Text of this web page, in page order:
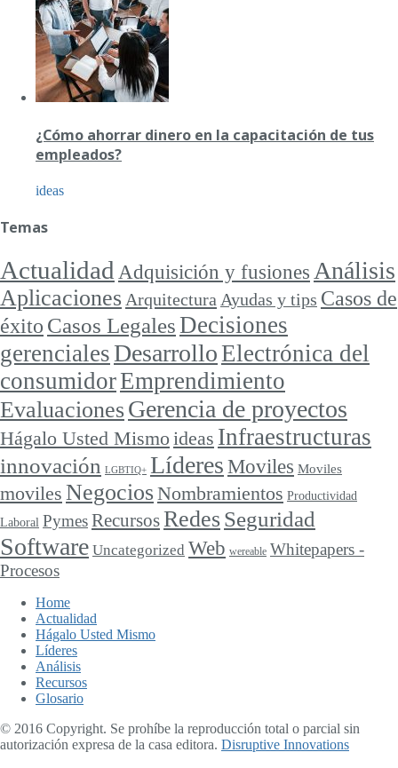
¿Cómo ahorrar dinero en la capacitación de tus
empleados?
ideas
Temas
ActualidadAdquisición y fusionesAnálisis
Aplicaciones ArquitecturaAyudas y tips Casos de
éxito Casos LegalesDecisiones
gerenciales DesarrolloElectrónica del
consumidorEmprendimiento
Evaluaciones Gerencia de proyectos
Hágalo Usted Mismo ideas Infraestructuras
innovación LGBTIQ+ LíderesMoviles Moviles
moviles Negocios Nombramientos Productividad
Laboral PymesRecursosRedes Seguridad
Software Uncategorized Web wereable Whitepapers -
Procesos
Home
Actualidad
Hágalo Usted Mismo
Líderes
Análisis
Recursos
Glosario
© 2016 Copyright. Se prohíbe la reproducción total o parcial sin
autorización expresa de la casa editora. Disruptive Innovations